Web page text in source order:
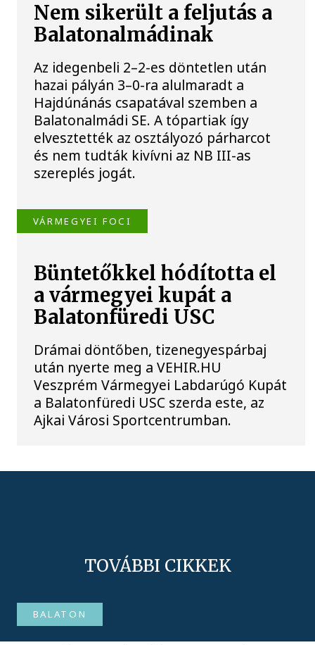
Nem sikerült a feljutás a
Balatonalmádinak
Az idegenbeli 2–2-es döntetlen után
hazai pályán 3–0-ra alulmaradt a
Hajdúnánás csapatával szemben a
Balatonalmádi SE. A tópartiak így
elvesztették az osztályozó párharcot
és nem tudták kivívni az NB III-as
szereplés jogát.
VÁRMEGYEI FOCI
Büntetőkkel hódította el
a vármegyei kupát a
Balatonfüredi USC
Drámai döntőben, tizenegyespárbaj
után nyerte meg a VEHIR.HU
Veszprém Vármegyei Labdarúgó Kupát
a Balatonfüredi USC szerda este, az
Ajkai Városi Sportcentrumban.
TOVÁBBI CIKKEK
BALATON